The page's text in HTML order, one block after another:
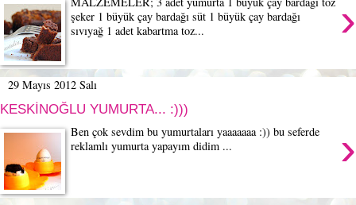
›
şeker 1 büyük çay bardağı süt 1 büyük çay bardağı
sıvıyağ 1 adet kabartma toz...
29 Mayıs 2012 Salı
KESKİNOĞLU YUMURTA... :)))
›
Ben çok sevdim bu yumurtaları yaaaaaaa :)) bu seferde
reklamlı yumurta yapayım didim ...